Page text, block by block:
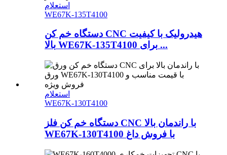
استعلام
WE67K-135T4100
دستگاه خم کن CNC هیدرولیک با کیفیت
بالا WE67K-135T4100 برای ...
استعلام
WE67K-130T4100
دستگاه خم کن فلز CNC با راندمان بالا
WE67K-130T4100 با فروش داغ